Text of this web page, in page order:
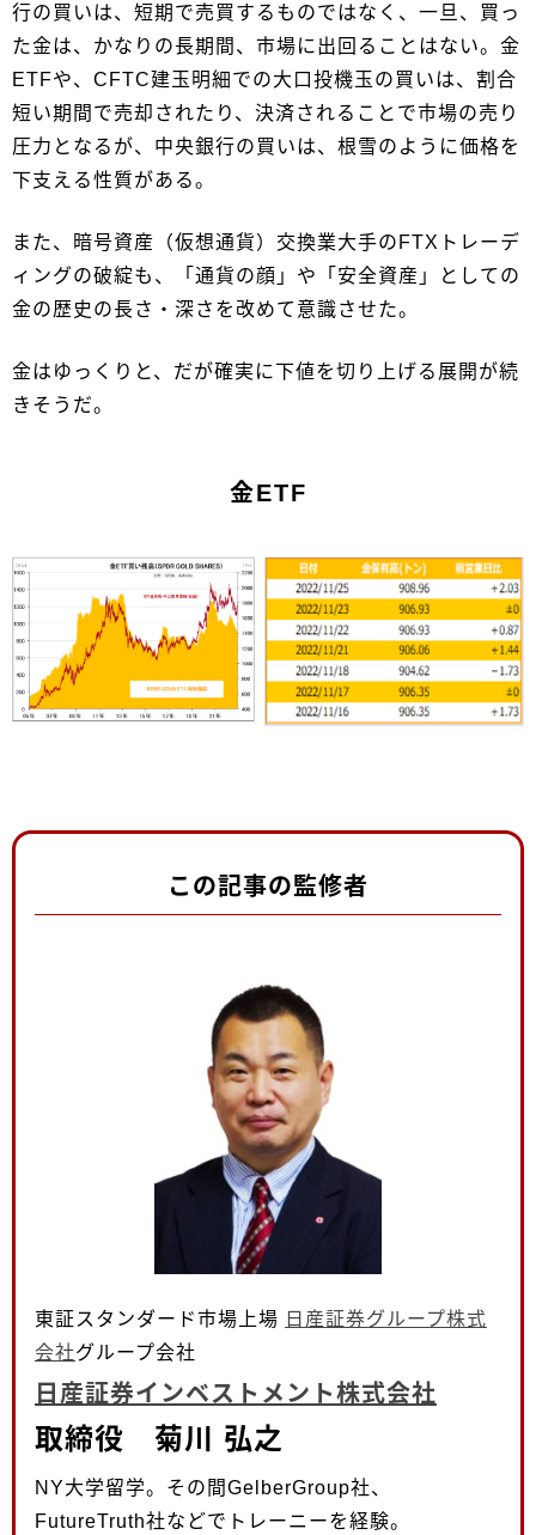
行の買いは、短期で売買するものではなく、一旦、買っ
た金は、かなりの長期間、市場に出回ることはない。金
ETFや、CFTC建玉明細での大口投機玉の買いは、割合
短い期間で売却されたり、決済されることで市場の売り
圧力となるが、中央銀行の買いは、根雪のように価格を
下支える性質がある。
また、暗号資産（仮想通貨）交換業大手のFTXトレーデ
ィングの破綻も、「通貨の顔」や「安全資産」としての
金の歴史の長さ・深さを改めて意識させた。
金はゆっくりと、だが確実に下値を切り上げる展開が続
きそうだ。
金ETF
この記事の監修者
東証スタンダード市場上場 日産証券グループ株式
会社グループ会社
日産証券インベストメント株式会社
取締役 菊川 弘之
NY大学留学。その間GelberGroup社、
FutureTruth社などでトレーニーを経験。